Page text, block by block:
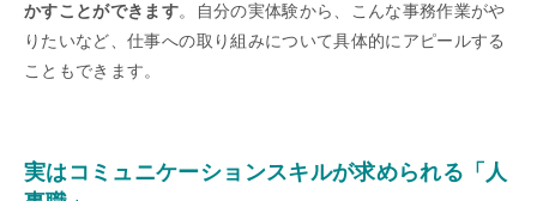
かすことができます。自分の実体験から、こんな事務作業がや
りたいなど、仕事への取り組みについて具体的にアピールする
こともできます。
実はコミュニケーションスキルが求められる「人